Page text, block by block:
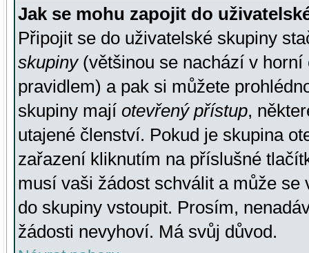
Jak se mohu zapojit do
Připojit se do uživatelské skupiny
skupiny(většinou se nachází v horní
pravidlem) a pak si můžete
skupiny mají otevřený přístup,
utajené členství. Pokud je skupina
zařazení kliknutím na příslušné
musí vaši žádost schválit a může se
do skupiny vstoupit. Prosím,
žádosti nevyhoví. Má svůj důvod.